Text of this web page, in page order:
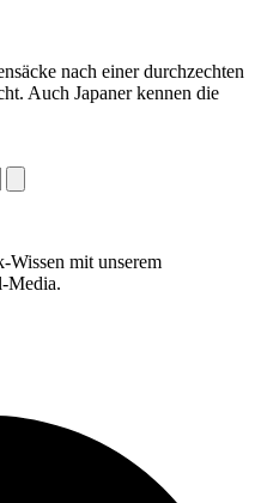
nach einer durchzechten
Auch Japaner kennen die
mit unserem
Media.